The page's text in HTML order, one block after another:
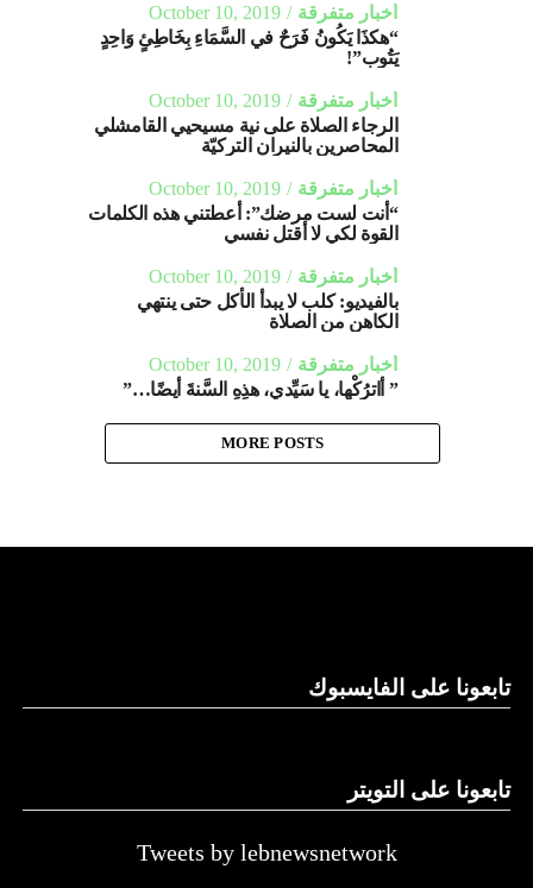
أخبار متفرقة
October 10, 2019
“هكذَا يَكُونُ فَرَحٌ في السَّمَاءِ بِخَاطِئٍ وَاحِدٍ
يَتُوب”!
أخبار متفرقة
October 10, 2019
الرجاء الصلاة على نية مسيحيي القامشلي
المحاصرين بالنيران التركيّة
أخبار متفرقة
October 10, 2019
“أنت لست مرضك”: أعطتني هذه الكلمات
القوة لكي لا أقتل نفسي
أخبار متفرقة
October 10, 2019
بالفيديو: كلب لا يبدأ الأكل حتى ينتهي
الكاهن من الصلاة
أخبار متفرقة
October 10, 2019
” أا‏ترُكْها، يا سَيِّدي، هذِهِ السَّنةَ أيضًا…”
MORE POSTS
تابعونا على الفايسبوك
تابعونا على التويتر
Tweets by lebnewsnetwork